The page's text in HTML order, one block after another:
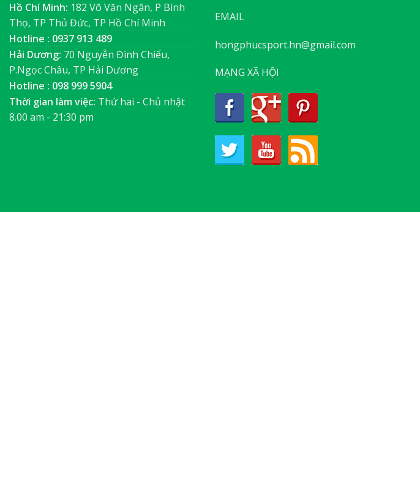
Hồ Chí Minh: 182 Võ Văn Ngân, P Bình
Thọ, TP Thủ Đức, TP Hồ Chí Minh
Hotline : 0937 913 489
Hải Dương: 70 Nguyễn Đình Chiểu,
P.Ngọc Châu, TP Hải Dương
Hotline : 098 999 5904
Thời gian làm việc: Thứ hai - Chủ nhật
8.00 am - 21:30 pm
EMAIL
hongphucsport.hn@gmail.com
MẠNG XÃ HỘI